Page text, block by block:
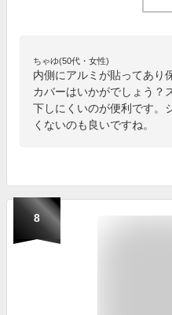
ちゃゆ(50代・女性)
内側にアルミが貼ってあり
カバーはいかがでしょう？
下しにくいのが便利です。
くないのも良いですね。
8